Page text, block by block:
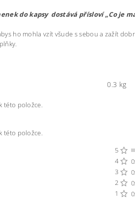
do kapsy dostává přísloví „Co je
ho mohla vzít všude s sebou a zažít
0.3 kg
této položce.
této položce.
5
4
3
2
1